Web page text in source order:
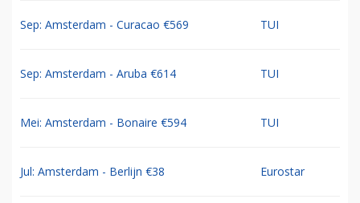
Sep: Amsterdam - Curacao €569 TUI
Sep: Amsterdam - Aruba €614 TUI
Mei: Amsterdam - Bonaire €594 TUI
Jul: Amsterdam - Berlijn €38 Eurostar